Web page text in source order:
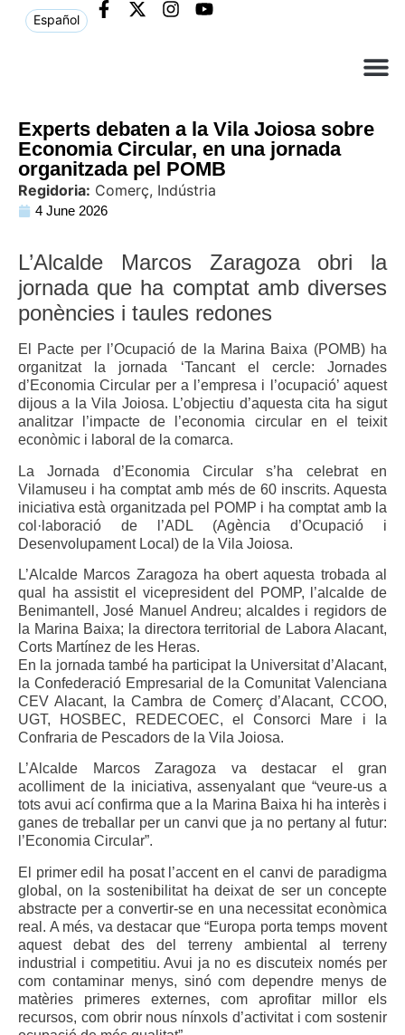
Español
Experts debaten a la Vila Joiosa sobre
Economia Circular, en una jornada
organitzada pel POMB
Regidoria: Comerç, Indústria
4 June 2026
L’Alcalde Marcos Zaragoza obri la
jornada que ha comptat amb diverses
ponències i taules redones
El Pacte per l’Ocupació de la Marina Baixa (POMB) ha
organitzat la jornada ‘Tancant el cercle: Jornades
d’Economia Circular per a l’empresa i l’ocupació’ aquest
dijous a la Vila Joiosa. L’objectiu d’aquesta cita ha sigut
analitzar l’impacte de l’economia circular en el teixit
econòmic i laboral de la comarca.
La Jornada d’Economia Circular s’ha celebrat en
Vilamuseu i ha comptat amb més de 60 inscrits. Aquesta
iniciativa està organitzada pel POMP i ha comptat amb la
col·laboració de l’ADL (Agència d’Ocupació i
Desenvolupament Local) de la Vila Joiosa.
L’Alcalde Marcos Zaragoza ha obert aquesta trobada al
qual ha assistit el vicepresident del POMP, l’alcalde de
Benimantell, José Manuel Andreu; alcaldes i regidors de
la Marina Baixa; la directora territorial de Labora Alacant,
Corts Martínez de les Heras.
En la jornada també ha participat la Universitat d’Alacant,
la Confederació Empresarial de la Comunitat Valenciana
CEV Alacant, la Cambra de Comerç d’Alacant, CCOO,
UGT, HOSBEC, REDECOEC, el Consorci Mare i la
Confraria de Pescadors de la Vila Joiosa.
L’Alcalde Marcos Zaragoza va destacar el gran
acolliment de la iniciativa, assenyalant que “veure-us a
tots avui ací confirma que a la Marina Baixa hi ha interès i
ganes de treballar per un canvi que ja no pertany al futur:
l’Economia Circular”.
El primer edil ha posat l’accent en el canvi de paradigma
global, on la sostenibilitat ha deixat de ser un concepte
abstracte per a convertir-se en una necessitat econòmica
real. A més, va destacar que “Europa porta temps movent
aquest debat des del terreny ambiental al terreny
industrial i competitiu. Avui ja no es discuteix només per
com contaminar menys, sinó com dependre menys de
matèries primeres externes, com aprofitar millor els
recursos, com obrir nous nínxols d’activitat i com sostenir